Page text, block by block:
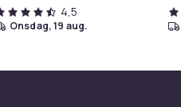
4,5
onsdag, 19 aug.